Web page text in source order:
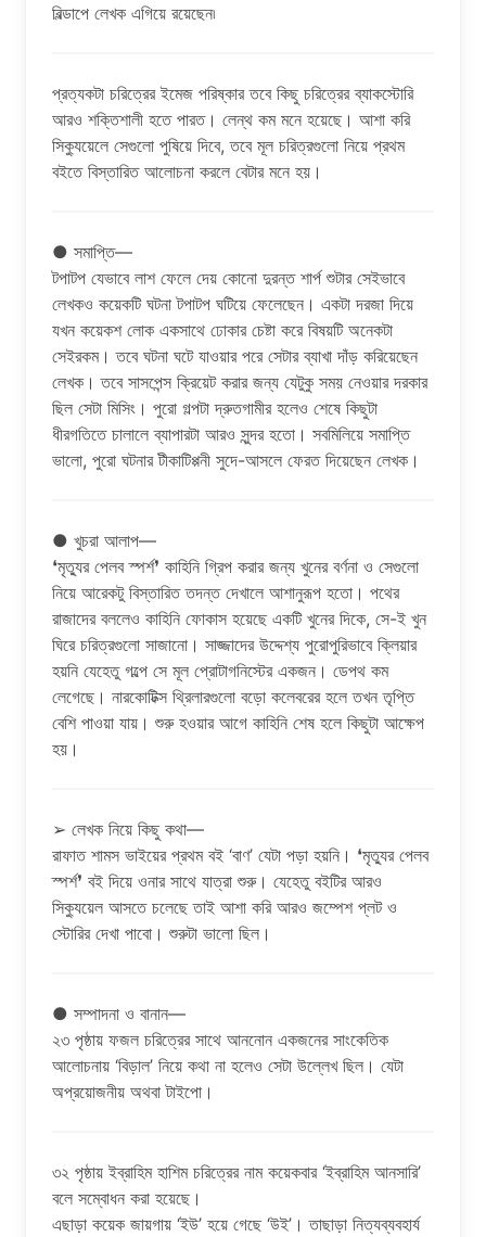
বিল্ডাপে লেখক এগিয়ে রয়েছেন৷
প্রত্যকটা চরিত্রের ইমেজ পরিষ্কার তবে কিছু চরিত্রের ব্যাকস্টোরি
আরও শক্তিশালী হতে পারত। লেন্থ কম মনে হয়েছে। আশা করি
সিক্যুয়েলে সেগুলো পুষিয়ে দিবে, তবে মূল চরিত্রগুলো নিয়ে প্রথম
বইতে বিস্তারিত আলোচনা করলে বেটার মনে হয়।
● সমাপ্তি—
টপাটপ যেভাবে লাশ ফেলে দেয় কোনো দুরন্ত শার্প শুটার সেইভাবে
লেখকও কয়েকটি ঘটনা টপাটপ ঘটিয়ে ফেলেছেন। একটা দরজা দিয়ে
যখন কয়েকশ লোক একসাথে ঢোকার চেষ্টা করে বিষয়টি অনেকটা
সেইরকম। তবে ঘটনা ঘটে যাওয়ার পরে সেটার ব্যাখা দাঁড় করিয়েছেন
লেখক। তবে সাসপেন্স ক্রিয়েট করার জন্য যেটুকু সময় নেওয়ার দরকার
ছিল সেটা মিসিং। পুরো গল্পটা দ্রুতগামীর হলেও শেষে কিছুটা
ধীরগতিতে চালালে ব্যাপারটা আরও সুন্দর হতো। সবমিলিয়ে সমাপ্তি
ভালো, পুরো ঘটনার টীকাটিপ্পনী সুদে-আসলে ফেরত দিয়েছেন লেখক।
● খুচরা আলাপ—
❛মৃত্যুর পেলব স্পর্শ❜ কাহিনি গ্রিপ করার জন্য খুনের বর্ণনা ও সেগুলো
নিয়ে আরেকটু বিস্তারিত তদন্ত দেখালে আশানুরূপ হতো। পথের
রাজাদের বললেও কাহিনি ফোকাস হয়েছে একটি খুনের দিকে, সে-ই খুন
ঘিরে চরিত্রগুলো সাজানো। সাজ্জাদের উদ্দেশ্য পুরোপুরিভাবে ক্লিয়ার
হয়নি যেহেতু গল্পে সে মূল প্রোটাগনিস্টের একজন। ডেপথ কম
লেগেছে। নারকোটিক্স থ্রিলারগুলো বড়ো কলেবরের হলে তখন তৃপ্তি
বেশি পাওয়া যায়। শুরু হওয়ার আগে কাহিনি শেষ হলে কিছুটা আক্ষেপ
হয়।
➢ লেখক নিয়ে কিছু কথা—
রাফাত শামস ভাইয়ের প্রথম বই ‘বাণ’ যেটা পড়া হয়নি। ❛মৃত্যুর পেলব
স্পর্শ❜ বই দিয়ে ওনার সাথে যাত্রা শুরু। যেহেতু বইটির আরও
সিক্যুয়েল আসতে চলেছে তাই আশা করি আরও জম্পেশ প্লট ও
স্টোরির দেখা পাবো। শুরুটা ভালো ছিল।
● সম্পাদনা ও বানান—
২৩ পৃষ্ঠায় ফজল চরিত্রের সাথে আননোন একজনের সাংকেতিক
আলোচনায় ‘বিড়াল’ নিয়ে কথা না হলেও সেটা উল্লেখ ছিল। যেটা
অপ্রয়োজনীয় অথবা টাইপো।
৩২ পৃষ্ঠায় ইব্রাহিম হাশিম চরিত্রের নাম কয়েকবার ‘ইব্রাহিম আনসারি’
বলে সম্বোধন করা হয়েছে।
এছাড়া কয়েক জায়গায় ‘ইউ’ হয়ে গেছে ‘উই’। তাছাড়া নিত্যব্যবহার্য